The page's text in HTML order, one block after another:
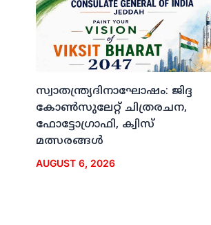
സ്വാതന്ത്ര്യദിനാഘോഷം: ജിദ്ദ
കോണ്‍സുലേറ്റ് ചിത്രരചന,
ഫോട്ടോഗ്രാഫി, ക്വിസ്
മത്സരങ്ങള്‍
AUGUST 6, 2026